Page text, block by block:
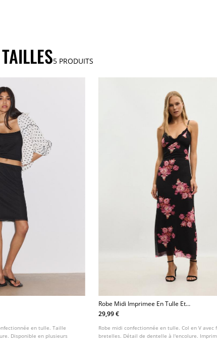
5 PRODUITS
en tulle. Taille
Disponible en plusieurs
Robe Midi Imprimee En Tulle Et
Dentelle
29,99 €
Robe midi confectionnée en tulle. Col en V avec
bretelles. Détail de dentelle à l'encolure.